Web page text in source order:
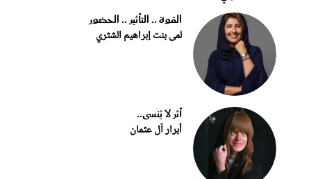
القوة .. التأثير .. الحضور
لمى بنت إبراهيم الشثري
أثر لا يُنسى..
أبرار آل عثمان